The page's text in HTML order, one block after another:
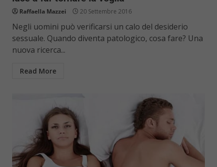
Raffaella Mazzei 20 Settembre 2016
Negli uomini può verificarsi un calo del desiderio
sessuale. Quando diventa patologico, cosa fare? Una
nuova ricerca...
Read More